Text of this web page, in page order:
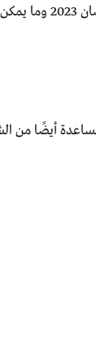
المسلسل، وستقدم العديد من المفاجآت والأحداث التي ستجذب عشاق هذا النوع من
أيضًا من